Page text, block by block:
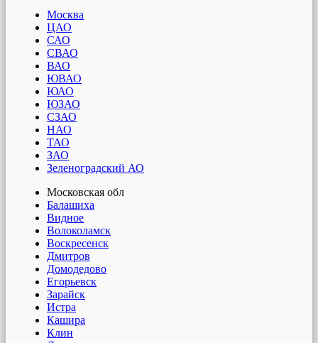
Москва
ЦАО
САО
СВАО
ВАО
ЮВАО
ЮАО
ЮЗАО
СЗАО
НАО
ТАО
ЗАО
Зеленоградский АО
Московская обл
Балашиха
Видное
Волоколамск
Воскресенск
Дмитров
Домодедово
Егорьевск
Зарайск
Истра
Кашира
Клин